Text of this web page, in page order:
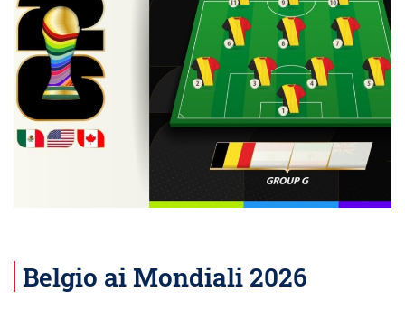
Belgio ai Mondiali 2026